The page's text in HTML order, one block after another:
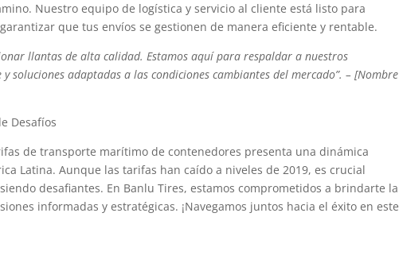
Nuestro equipo de logística y servicio al cliente está listo para
que tus envíos se gestionen de manera eficiente y rentable.
llantas de alta calidad. Estamos aquí para respaldar a nuestros
soluciones adaptadas a las condiciones cambiantes del mercado”. – [Nombre
Desafíos
de transporte marítimo de contenedores presenta una dinámica
Latina. Aunque las tarifas han caído a niveles de 2019, es crucial
desafiantes. En Banlu Tires, estamos comprometidos a brindarte la
informadas y estratégicas. ¡Navegamos juntos hacia el éxito en este